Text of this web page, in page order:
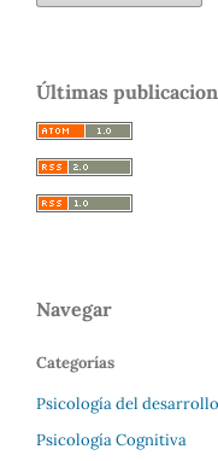
Últimas
Navegar
Categorías
Psicología del desarrollo
Psicología Cognitiva